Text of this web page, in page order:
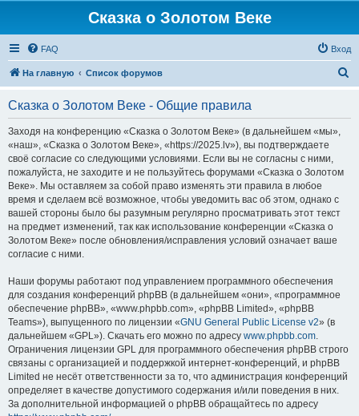
Сказка о Золотом Веке
FAQ Вход
На главную Список форумов
Сказка о Золотом Веке - Общие правила
Заходя на конференцию «Сказка о Золотом Веке» (в дальнейшем «мы»,
«наш», «Сказка о Золотом Веке», «https://2025.lv»), вы подтверждаете
своё согласие со следующими условиями. Если вы не согласны с ними,
пожалуйста, не заходите и не пользуйтесь форумами «Сказка о Золотом
Веке». Мы оставляем за собой право изменять эти правила в любое
время и сделаем всё возможное, чтобы уведомить вас об этом, однако с
вашей стороны было бы разумным регулярно просматривать этот текст
на предмет изменений, так как использование конференции «Сказка о
Золотом Веке» после обновления/исправления условий означает ваше
согласие с ними.
Наши форумы работают под управлением программного обеспечения
для создания конференций phpBB (в дальнейшем «они», «программное
обеспечение phpBB», «www.phpbb.com», «phpBB Limited», «phpBB
Teams»), выпущенного по лицензии «GNU General Public License v2» (в
дальнейшем «GPL»). Скачать его можно по адресу www.phpbb.com.
Ограничения лицензии GPL для программного обеспечения phpBB строго
связаны с организацией и поддержкой интернет-конференций, и phpBB
Limited не несёт ответственности за то, что администрация конференций
определяет в качестве допустимого содержания и/или поведения в них.
За дополнительной информацией о phpBB обращайтесь по адресу